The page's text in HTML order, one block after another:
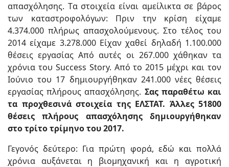
απασχόλησης. Tα στοιχεία είναι αμείλικτα σε βάρος
των καταστροφολόγων: Πριν την κρίση είχαμε
4.374.000 πλήρως απασχολούμενους. Στο τέλος του
2014 είχαμε 3.278.000 Είχαν χαθεί δηλαδή 1.100.000
θέσεις εργασίας Από αυτές οι 267.000 χάθηκαν τα
χρόνια του Success Story. Από το 2015 μέχρι και τον
Ιούνιο του 17 δημιουργήθηκαν 241.000 νέες θέσεις
εργασίας πλήρους απασχόλησης. Σας παραθέτω και
τα προχθεσινά στοιχεία της ΕΛΣΤΑΤ. Άλλες 51800
θέσεις πλήρους απασχόλησης δημιουργήθηκαν
στο τρίτο τρίμηνο του 2017.
Γεγονός δεύτερο: Για πρώτη φορά, εδώ και πολλά
χρόνια αυξάνεται η βιομηχανική και η αγροτική